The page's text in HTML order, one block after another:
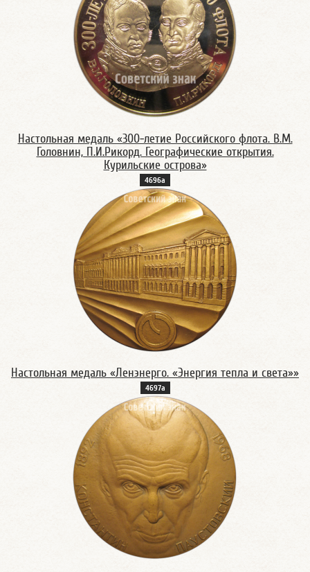
Настольная медаль «300-летие Российского флота. В.М.
Головнин, П.И.Рикорд. Географические открытия.
Курильские острова»
4696а
Настольная медаль «Ленэнерго. «Энергия тепла и света»»
4697а